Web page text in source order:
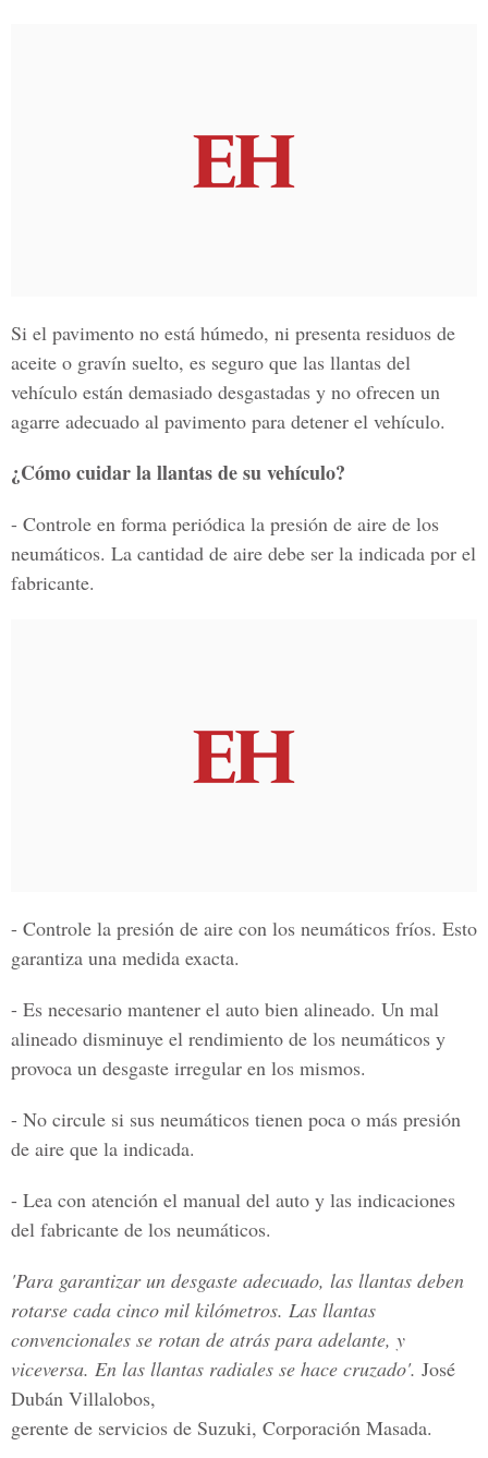
Si el pavimento no está húmedo, ni presenta residuos de
aceite o gravín suelto, es seguro que las llantas del
vehículo están demasiado desgastadas y no ofrecen un
agarre adecuado al pavimento para detener el vehículo.
¿Cómo cuidar la llantas de su vehículo?
- Controle en forma periódica la presión de aire de los
neumáticos. La cantidad de aire debe ser la indicada por el
fabricante.
- Controle la presión de aire con los neumáticos fríos. Esto
garantiza una medida exacta.
- Es necesario mantener el auto bien alineado. Un mal
alineado disminuye el rendimiento de los neumáticos y
provoca un desgaste irregular en los mismos.
- No circule si sus neumáticos tienen poca o más presión
de aire que la indicada.
- Lea con atención el manual del auto y las indicaciones
del fabricante de los neumáticos.
'Para garantizar un desgaste adecuado, las llantas deben
rotarse cada cinco mil kilómetros. Las llantas
convencionales se rotan de atrás para adelante, y
viceversa. En las llantas radiales se hace cruzado'. José
Dubán Villalobos,
gerente de servicios de Suzuki, Corporación Masada.